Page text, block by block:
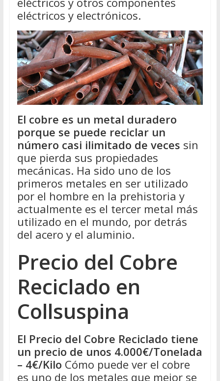
eléctricos y electrónicos.
El cobre es un metal duradero
porque se puede reciclar un
número casi ilimitado de veces sin
que pierda sus propiedades
mecánicas. Ha sido uno de los
primeros metales en ser utilizado
por el hombre en la prehistoria y
actualmente es el tercer metal más
utilizado en el mundo, por detrás
del acero y el aluminio.
Precio del Cobre
Reciclado en
Collsuspina
El Precio del Cobre Reciclado tiene
un precio de unos 4.000€/Tonelada
– 4€/Kilo Cómo puede ver el cobre
es uno de los metales que mejor se